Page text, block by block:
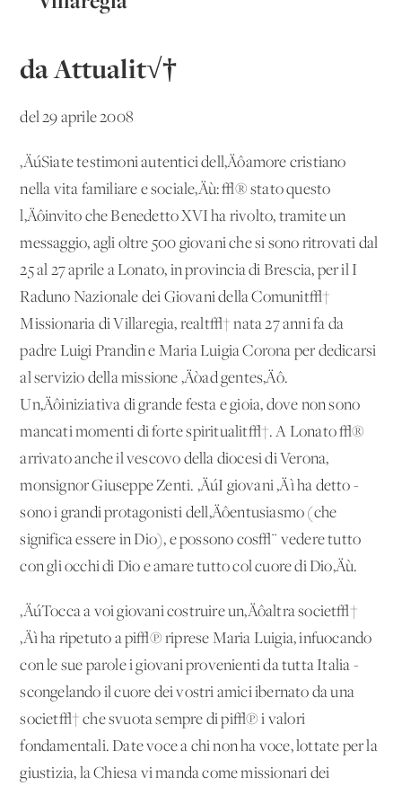
da Attualit√†
del 29 aprile 2008
‚ÄúSiate testimoni autentici dell‚Äôamore cristiano
nella vita familiare e sociale‚Äù: √® stato questo
l‚Äôinvito che Benedetto XVI ha rivolto, tramite un
messaggio, agli oltre 500 giovani che si sono ritrovati dal
25 al 27 aprile a Lonato, in provincia di Brescia, per il I
Raduno Nazionale dei Giovani della Comunit√†
Missionaria di Villaregia, realt√† nata 27 anni fa da
padre Luigi Prandin e Maria Luigia Corona per dedicarsi
al servizio della missione ‚Äòad gentes‚Äô.
Un‚Äôiniziativa di grande festa e gioia, dove non sono
mancati momenti di forte spiritualit√†. A Lonato √®
arrivato anche il vescovo della diocesi di Verona,
monsignor Giuseppe Zenti. ‚ÄúI giovani ‚Äì ha detto -
sono i grandi protagonisti dell‚Äôentusiasmo (che
significa essere in Dio), e possono cos√¨ vedere tutto
con gli occhi di Dio e amare tutto col cuore di Dio‚Äù.
‚ÄúTocca a voi giovani costruire un‚Äôaltra societ√†
‚Äì ha ripetuto a pi√π riprese Maria Luigia, infuocando
con le sue parole i giovani provenienti da tutta Italia -
scongelando il cuore dei vostri amici ibernato da una
societ√† che svuota sempre di pi√π i valori
fondamentali. Date voce a chi non ha voce, lottate per la
giustizia, la Chiesa vi manda come missionari dei